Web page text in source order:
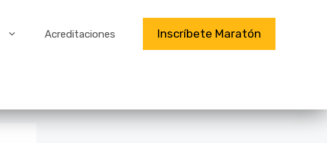
Acreditaciones Inscríbete Maratón